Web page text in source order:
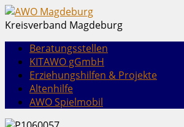
Kreisverband Magdeburg
Beratungsstellen
KITAWO gGmbH
Erziehungshilfen & Projekte
Altenhilfe
AWO Spielmobil